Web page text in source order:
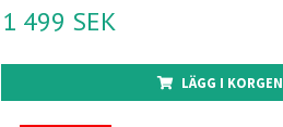
1 499 SEK
LÄGG I KORGEN